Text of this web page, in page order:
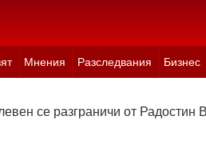
Мнения Разследвания Бизнес
се разграничи от Радостин